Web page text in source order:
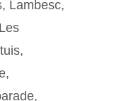
Lambesc,